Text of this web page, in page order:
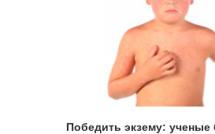
Победить экзему: ученые